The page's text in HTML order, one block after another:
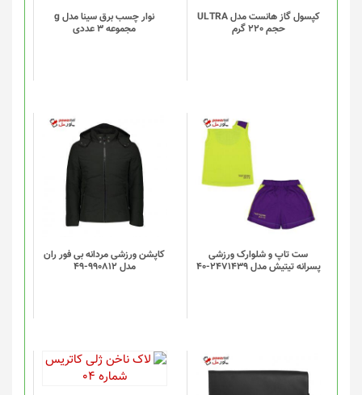
کپسول گاز هانست مدل ULTRA
حجم 220 گرم
نوار چسب برق سینا مدل g
مجموعه 3 عددی
ست تاپ و شلوارک ورزشی
پسرانه تیتیش مدل 2471439-40
کاپشن ورزشی مردانه بی فور ران
مدل 990812-49